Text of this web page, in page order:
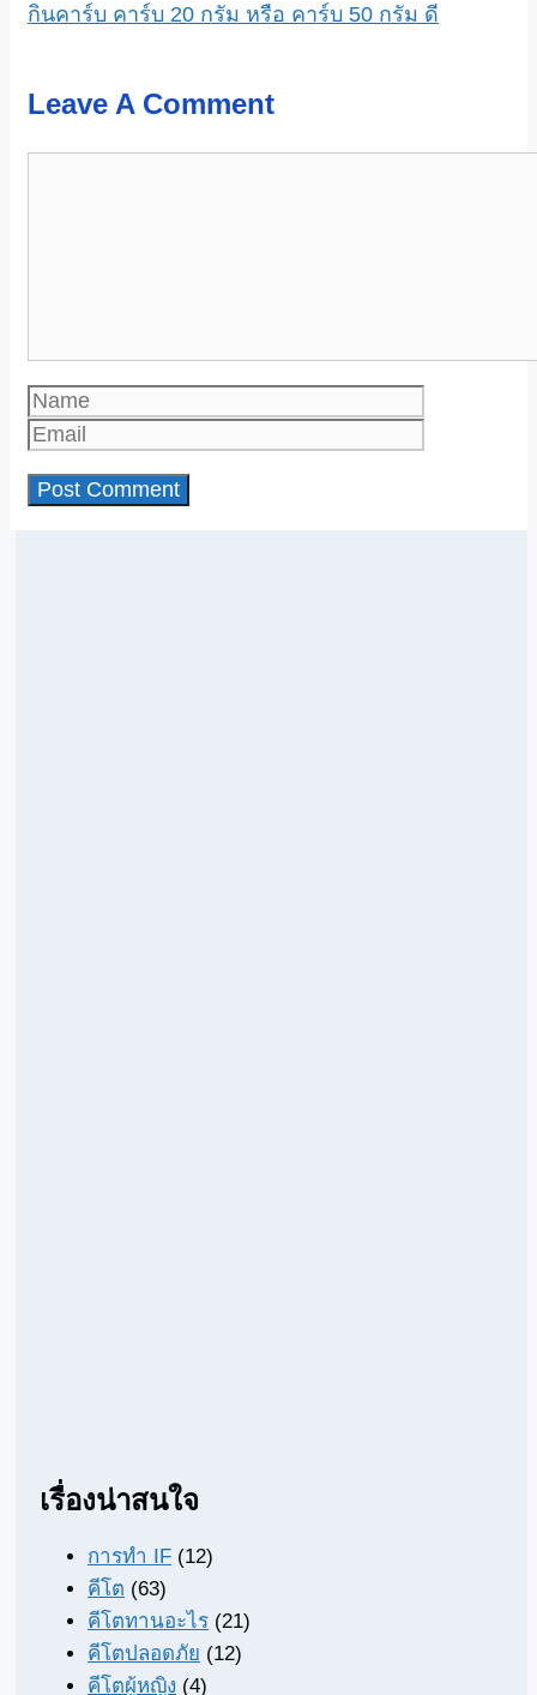
กินคาร์บ คาร์บ 20 กรัม หรือ คาร์บ 50 กรัม ดี
Leave A Comment
Name
เรื่องน่าสนใจ
การทำ IF (12)
คีโต (63)
คีโตทานอะไร (21)
คีโตปลอดภัย (12)
คีโตผู้หญิง (4)